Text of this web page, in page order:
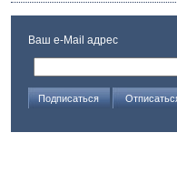
Ваш e-Mail адрес